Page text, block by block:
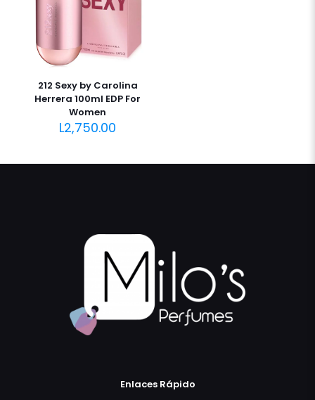
212 Sexy by Carolina
Herrera 100ml EDP For
Women
L2,750.00
Enlaces Rápido